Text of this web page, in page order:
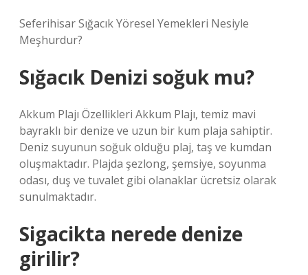
Seferihisar Sığacık Yöresel Yemekleri Nesiyle
Meşhurdur?
Sığacık Denizi soğuk mu?
Akkum Plajı Özellikleri Akkum Plajı, temiz mavi
bayraklı bir denize ve uzun bir kum plaja sahiptir.
Deniz suyunun soğuk olduğu plaj, taş ve kumdan
oluşmaktadır. Plajda şezlong, şemsiye, soyunma
odası, duş ve tuvalet gibi olanaklar ücretsiz olarak
sunulmaktadır.
Sigacikta nerede denize
girilir?